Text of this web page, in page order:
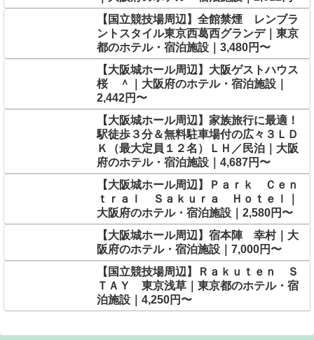
【国立競技場周辺】全館禁煙 レンブラ
ントスタイル東京西葛西グランデ｜東京
都のホテル・宿泊施設｜3,480円〜
【大阪城ホール周辺】大阪ゲストハウス
桜 ＾｜大阪府のホテル・宿泊施設｜
2,442円〜
【大阪城ホール周辺】家族旅行に最適！
駅徒歩３分＆無料駐車場付の広々３ＬＤ
Ｋ（最大定員１２名）ＬＨ／民泊｜大阪
府のホテル・宿泊施設｜4,687円〜
【大阪城ホール周辺】Ｐａｒｋ Ｃｅｎ
ｔｒａｌ Ｓａｋｕｒａ Ｈｏｔｅｌ｜
大阪府のホテル・宿泊施設｜2,580円〜
【大阪城ホール周辺】宿本陣 幸村｜大
阪府のホテル・宿泊施設｜7,000円〜
【国立競技場周辺】Ｒａｋｕｔｅｎ Ｓ
ＴＡＹ 東京浅草｜東京都のホテル・宿
泊施設｜4,250円〜